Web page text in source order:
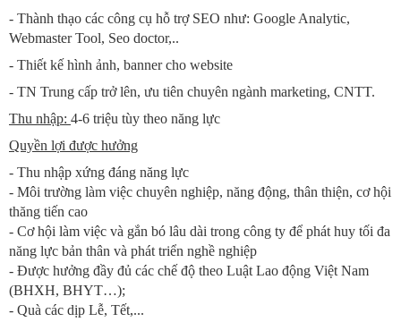
- Thành thạo các công cụ hỗ trợ SEO như: Google Analytic,
Webmaster Tool, Seo doctor,..
- Thiết kế hình ảnh, banner cho website
- TN Trung cấp trở lên, ưu tiên chuyên ngành marketing, CNTT.
Thu nhập: 4-6 triệu tùy theo năng lực
Quyền lợi được hưởng
- Thu nhập xứng đáng năng lực
- Môi trường làm việc chuyên nghiệp, năng động, thân thiện, cơ hội
thăng tiến cao
- Cơ hội làm việc và gắn bó lâu dài trong công ty để phát huy tối đa
năng lực bản thân và phát triển nghề nghiệp
- Được hưởng đầy đủ các chế độ theo Luật Lao động Việt Nam
(BHXH, BHYT…);
- Quà các dịp Lễ, Tết,...